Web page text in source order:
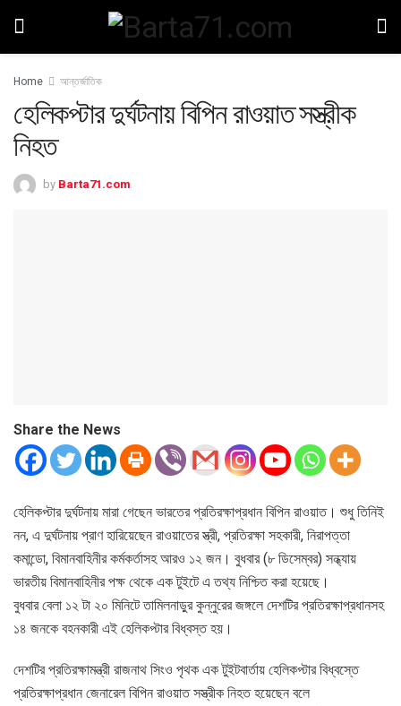
Home আন্তর্জাতিক
হেলিকপ্টার দুর্ঘটনায় বিপিন রাওয়াত সস্ত্রীক
নিহত
by Barta71.com
Share the News
হেলিকপ্টার দুর্ঘটনায় মারা গেছেন ভারতের প্রতিরক্ষাপ্রধান বিপিন রাওয়াত। শুধু তিনিই
নন, এ দুর্ঘটনায় প্রাণ হারিয়েছেন রাওয়াতের স্ত্রী, প্রতিরক্ষা সহকারী, নিরাপত্তা
কমান্ডো, বিমানবাহিনীর কর্মকর্তাসহ আরও ১২ জন। বুধবার (৮ ডিসেম্বর) সন্ধ্যায়
ভারতীয় বিমানবাহিনীর পক্ষ থেকে এক টুইটে এ তথ্য নিশ্চিত করা হয়েছে।
বুধবার বেলা ১২ টা ২০ মিনিটে তামিলনাড়ুর কুন্নুরের জঙ্গলে দেশটির প্রতিরক্ষাপ্রধানসহ
১৪ জনকে বহনকারী এই হেলিকপ্টার বিধ্বস্ত হয়।
দেশটির প্রতিরক্ষামন্ত্রী রাজনাথ সিংও পৃথক এক টুইটবার্তায় হেলিকপ্টার বিধ্বস্তে
প্রতিরক্ষাপ্রধান জেনারেল বিপিন রাওয়াত সস্ত্রীক নিহত হয়েছেন বলে